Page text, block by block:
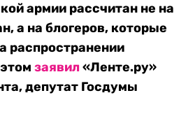
армии рассчитан не на
а на блогеров, которые
распространении
заявил«Ленте.ру»
депутат Госдумы